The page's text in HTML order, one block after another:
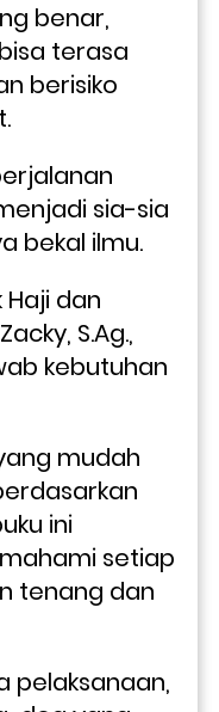
benar,
terasa
berisiko
sia-sia
bekal ilmu.
Haji dan
S.Ag.,
kebutuhan
mudah
ini
setiap
tenang dan
pelaksanaan,